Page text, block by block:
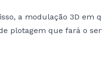
a modulação 3D em
que fará o